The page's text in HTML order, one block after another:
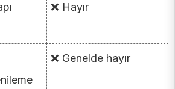
❌ Hayır
❌ Genelde hayır